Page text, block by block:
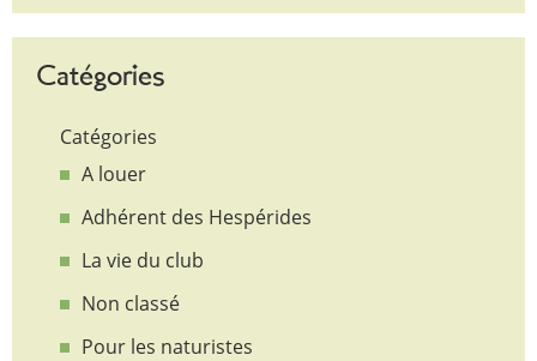
Catégories
Catégories
A louer
Adhérent des Hespérides
La vie du club
Non classé
Pour les naturistes